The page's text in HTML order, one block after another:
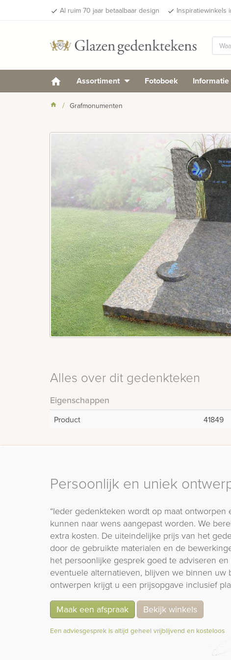
done Al ruim 70 jaar betaalbaar design done Inspiratiewinkels
Assortiment Fotoboek Informatie
Grafmonumenten
Alles over dit gedenkteken
Eigenschappen
Product 41849
Persoonlijk en uniek
“Ieder gedenkteken wordt op maat ontworpen
kunnen naar wens aangepast worden. We
extra kosten. De uiteindelijke prijs van het
door de gebruikte materialen en de
het persoonlijke gesprek goed te adviseren
eventuele alternatieven, blijven we binnen uw
ontwerpen krijgt u een prijsopgave inclusief
Maak een afspraak Bekijk winkels
Een adviesgesprek is altijd geheel vrijblijvend en kosteloos